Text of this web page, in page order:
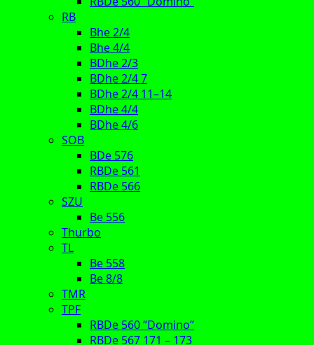
RB
Bhe 2/4
Bhe 4/4
BDhe 2/3
BDhe 2/4 7
BDhe 2/4 11–14
BDhe 4/4
BDhe 4/6
SOB
BDe 576
RBDe 561
RBDe 566
SZU
Be 556
Thurbo
TL
Be 558
Be 8/8
TMR
TPF
RBDe 560 “Domino”
RBDe 567 171 – 173